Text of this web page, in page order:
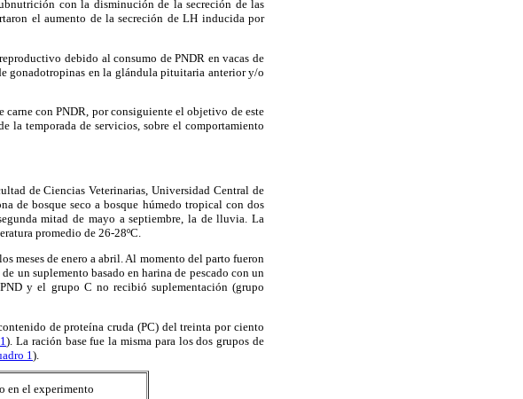
con la disminución de la secreción de las
el aumento de la secreción de LH inducida por
debido al consumo de PNDR en vacas de
gonadotropinas en la glándula pituitaria anterior y/o
carne con PNDR, por consiguiente el objetivo de este
temporada de servicios, sobre el comportamiento
de Ciencias Veterinarias, Universidad Central de
de bosque seco a bosque húmedo tropical con dos
mitad de mayo a septiembre, la de lluvia. La
promedio de 26-28ºC.
meses de enero a abril. Al momento del parto fueron
un suplemento basado en harina de pescado con un
y el grupo C no recibió suplementación (grupo
de proteína cruda (PC) del treinta por ciento
). La ración base fue la misma para los dos grupos de
1).
en el experimento